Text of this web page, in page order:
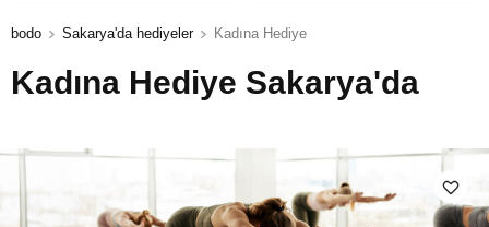
bodo Sakarya'da hediyeler Kadına Hediye
Kadına Hediye Sakarya'da